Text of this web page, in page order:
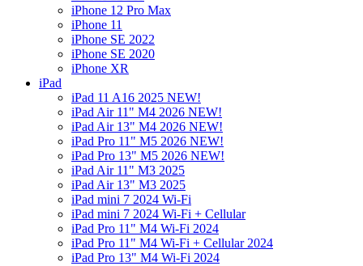
iPhone 12 Pro Max
iPhone 11
iPhone SE 2022
iPhone SE 2020
iPhone XR
iPad
iPad 11 A16 2025 NEW!
iPad Air 11" M4 2026 NEW!
iPad Air 13" M4 2026 NEW!
iPad Pro 11" M5 2026 NEW!
iPad Pro 13" M5 2026 NEW!
iPad Air 11" M3 2025
iPad Air 13" M3 2025
iPad mini 7 2024 Wi-Fi
iPad mini 7 2024 Wi-Fi + Cellular
iPad Pro 11" M4 Wi-Fi 2024
iPad Pro 11" M4 Wi-Fi + Cellular 2024
iPad Pro 13" M4 Wi-Fi 2024